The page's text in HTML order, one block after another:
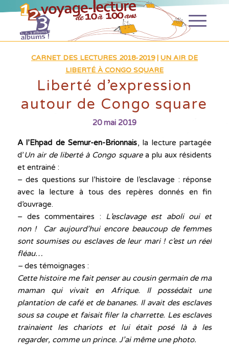
CARNET DES LECTURES 2018-2019| UN AIR DE
LIBERTÉ À CONGO SQUARE
Liberté d’expression
autour de Congo square
20 mai 2019
A l’Ehpad de Semur-en-Brionnais, la lecture partagée
d’Un air de liberté à Congo squarea plu aux résidents
et entrainé :
– des questions sur l’histoire de l’esclavage : réponse
avec la lecture à tous des repères donnés en fin
d’ouvrage.
– des commentaires : L’esclavage est aboli oui et
non ! Car aujourd’hui encore beaucoup de femmes
sont soumises ou esclaves de leur mari ! c’est un réel
fléau…
–des témoignages :
Cette histoire me fait penser au cousin germain de ma
maman qui vivait en Afrique. Il possédait une
plantation de café et de bananes. Il avait des esclaves
sous sa coupe et faisait filer la charrette. Les esclaves
trainaient les chariots et lui était posé là à les
regarder, comme un prince. J’ai même une photo.